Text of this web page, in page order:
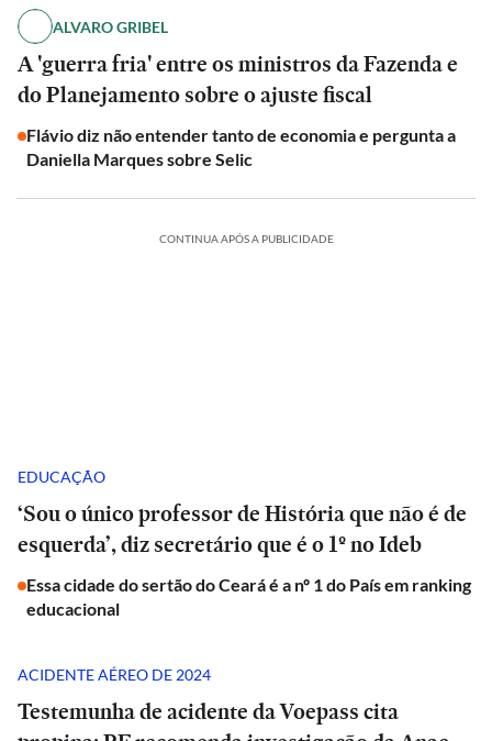
ALVARO GRIBEL
A 'guerra fria' entre os ministros da Fazenda e
do Planejamento sobre o ajuste fiscal
Flávio diz não entender tanto de economia e pergunta a
Daniella Marques sobre Selic
CONTINUA APÓS A PUBLICIDADE
EDUCAÇÃO
‘Sou o único professor de História que não é de
esquerda’, diz secretário que é o 1º no Ideb
Essa cidade do sertão do Ceará é a nº 1 do País em ranking
educacional
ACIDENTE AÉREO DE 2024
Testemunha de acidente da Voepass cita